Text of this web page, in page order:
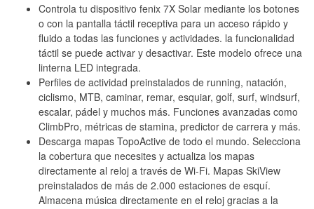
Controla tu dispositivo fenix 7X Solar mediante los botones
o con la pantalla táctil receptiva para un acceso rápido y
fluido a todas las funciones y actividades. la funcionalidad
táctil se puede activar y desactivar. Este modelo ofrece una
linterna LED integrada.
Perfiles de actividad preinstalados de running, natación,
ciclismo, MTB, caminar, remar, esquiar, golf, surf, windsurf,
escalar, pádel y muchos más. Funciones avanzadas como
ClimbPro, métricas de stamina, predictor de carrera y más.
Descarga mapas TopoActive de todo el mundo. Selecciona
la cobertura que necesites y actualiza los mapas
directamente al reloj a través de Wi-Fi. Mapas SkiView
preinstalados de más de 2.000 estaciones de esquí.
Almacena música directamente en el reloj gracias a la